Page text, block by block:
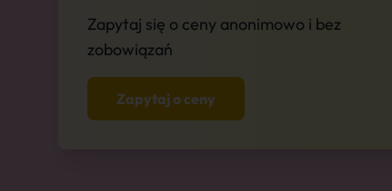
Zapytaj się o ceny anonimowo i bez
zobowiązań
Zapytaj o ceny